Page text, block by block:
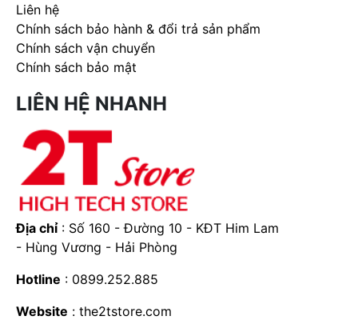
Liên hệ
Chính sách bảo hành & đổi trả sản phẩm
Chính sách vận chuyển
Chính sách bảo mật
LIÊN HỆ NHANH
Địa chỉ: Số 160 - Đường 10 - KĐT Him Lam
- Hùng Vương - Hải Phòng
Hotline : 0899.252.885
Website :the2tstore.com